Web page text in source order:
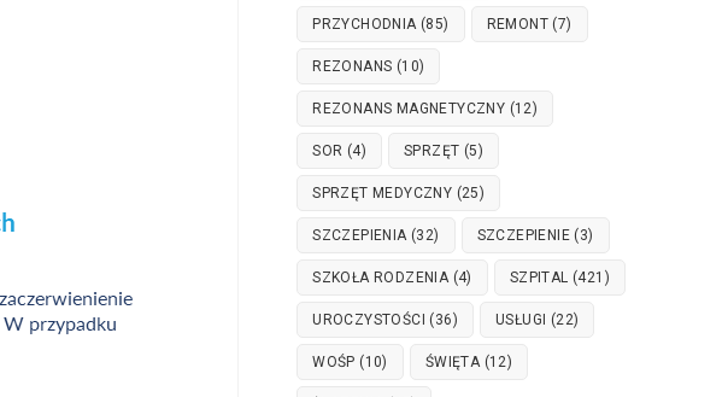
PRZYCHODNIA(85) REMONT(7)
REZONANS (10)
REZONANS MAGNETYCZNY (12)
SOR (4) SPRZĘT (5)
SPRZĘT MEDYCZNY (25)
SZCZEPIENIA(32) SZCZEPIENIE(3)
SZKOŁA RODZENIA(4) SZPITAL (421)
UROCZYSTOŚCI (36) USŁUGI (22)
WOŚP (10) ŚWIĘTA(12)